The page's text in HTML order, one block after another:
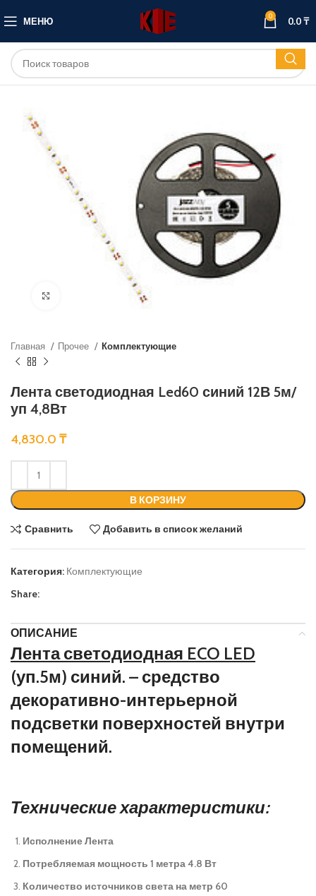
МЕНЮ 0 0.0₸
Нажмите, чтобы увеличить
Главная Прочее Комплектующие
Лента светодиодная Led60 синий 12В 5м/
уп 4,8Вт
4,830.0 ₸
В КОРЗИНУ
Сравнить Добавить в список желаний
Категория: Комплектующие
Share:
ОПИСАНИЕ
Лента светодиодная ECO LED
(уп.5м) синий. – средство
декоративно-интерьерной
подсветки поверхностей внутри
помещений.
Технические характеристики:
Исполнение Лента
Потребляемая мощность 1 метра 4.8 Вт
Количество источников света на метр 60